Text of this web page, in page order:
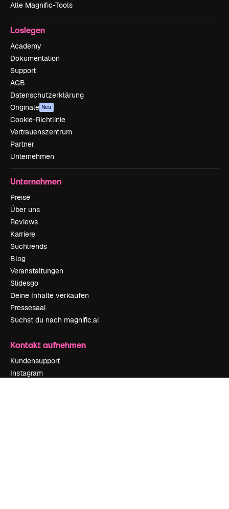
Alle Magnific-Tools
Loslegen
Academy
Dokumentation
Support
AGB
Datenschutzerklärung
Originale Neu
Cookie-Richtlinie
Vertrauenszentrum
Partner
Unternehmen
Unternehmen
Preise
Über uns
Reviews
Karriere
Suchtrends
Blog
Veranstaltungen
Slidesgo
Deine Inhalte verkaufen
Pressesaal
Suchst du nach magnific.ai
Kontakt aufnehmen
Kundensupport
Instagram